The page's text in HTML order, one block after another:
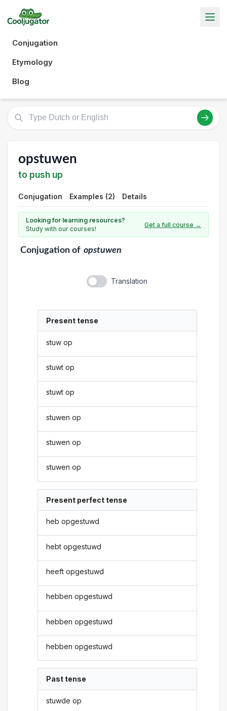
Conjugation
Etymology
Blog
opstuwen
to push up
Conjugation Examples (2) Details
Looking for learning resources?
Study with our courses!
Get a full course →
Conjugationof opstuwen
Translation
Present tense
stuw op
stuwt op
stuwt op
stuwen op
stuwen op
stuwen op
Present perfect tense
heb opgestuwd
hebt opgestuwd
heeft opgestuwd
hebben opgestuwd
hebben opgestuwd
hebben opgestuwd
Past tense
stuwde op